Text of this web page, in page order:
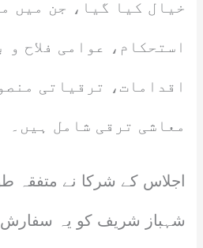
خیال کیا گیا، جن میں
استحکام، عوامی فلاح و
اقدامات، ترقیاتی
معاشی ترقی شامل ہیں۔
اجلاس کے شرکا نے متفقہ
شہباز شریف کو یہ سفارش